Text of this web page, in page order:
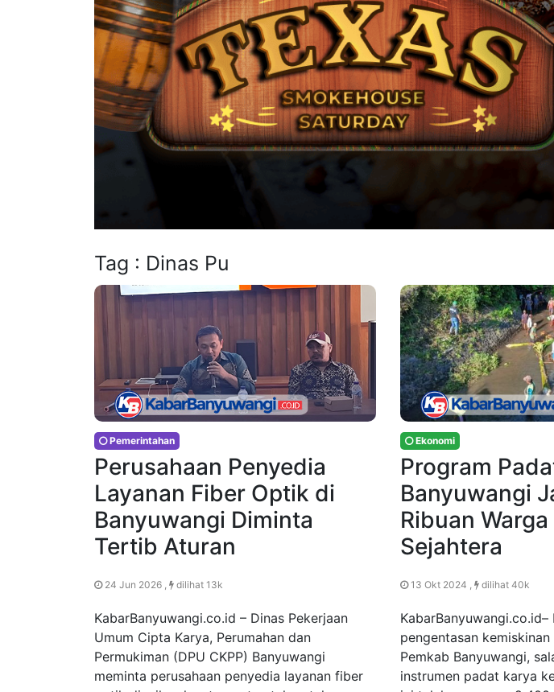
Tag : Dinas Pu
Pemerintahan
Perusahaan Penyedia
Layanan Fiber Optik di
Banyuwangi Diminta
Tertib Aturan
24 Jun 2026 , dilihat 13k
KabarBanyuwangi.co.id – Dinas Pekerjaan
Umum Cipta Karya, Perumahan dan
Permukiman (DPU CKPP) Banyuwangi
meminta perusahaan penyedia layanan fiber
Ekonomi
Program
Banyuwangi
Ribuan Warga
Sejahtera
13 Okt 2024 , dilihat 40k
KabarBanyuwangi.co.id–
pengentasan
Pemkab Banyuwangi,
instrumen padat karya